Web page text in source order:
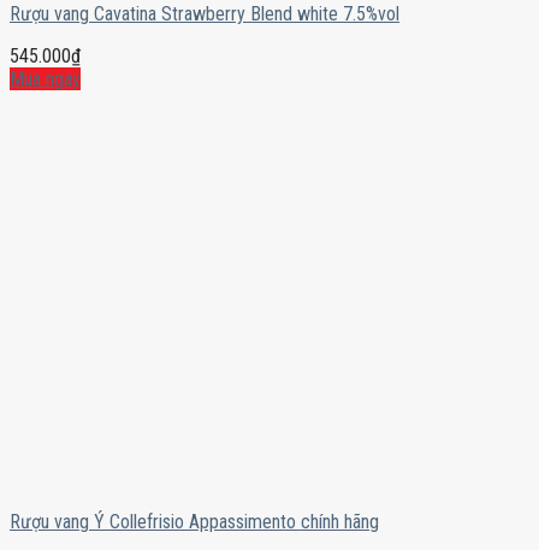
Rượu vang Cavatina Strawberry Blend white 7.5%vol
545.000₫
Mua ngay
Rượu vang Ý Collefrisio Appassimento chính hãng